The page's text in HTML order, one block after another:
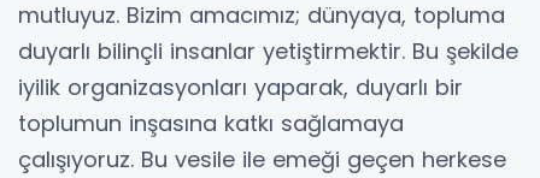
mutluyuz. Bizim amacımız; dünyaya, topluma
duyarlı bilinçli insanlar yetiştirmektir. Bu şekilde
iyilik organizasyonları yaparak, duyarlı bir
toplumun inşasına katkı sağlamaya
çalışıyoruz. Bu vesile ile emeği geçen herkese